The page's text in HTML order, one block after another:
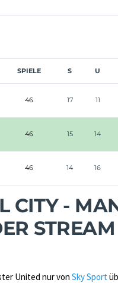
SPIELE S U
46 17 11
46 15 14
46 14 16
CITY -
United nur von Sky Sport